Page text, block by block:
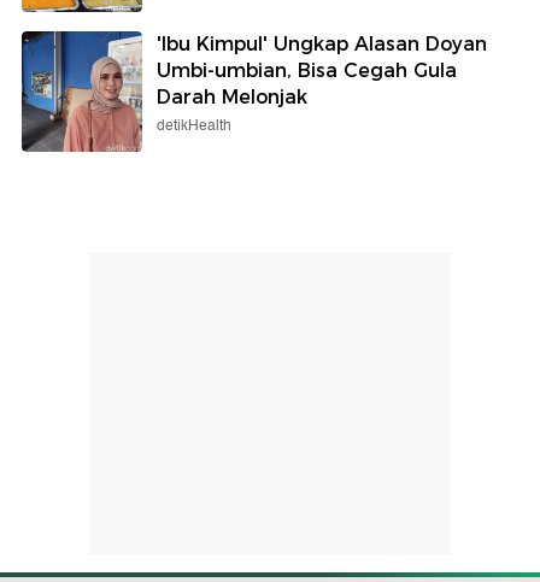
'Ibu Kimpul' Ungkap Alasan Doyan
Umbi-umbian, Bisa Cegah Gula
Darah Melonjak
detikHealth